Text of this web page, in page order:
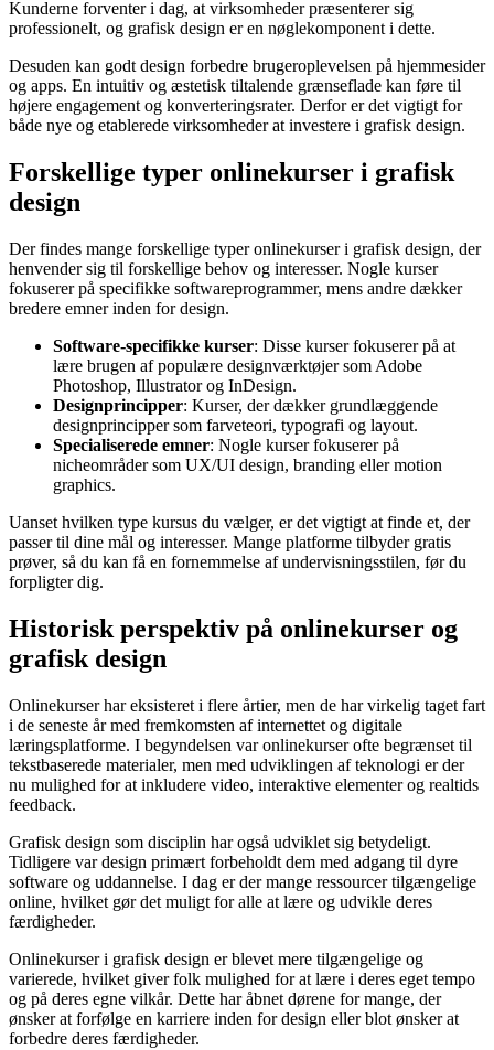
Kunderne forventer i dag, at virksomheder præsenterer sig
professionelt, og grafisk design er en nøglekomponent i dette.
Desuden kan godt design forbedre brugeroplevelsen på hjemmesider
og apps. En intuitiv og æstetisk tiltalende grænseflade kan føre til
højere engagement og konverteringsrater. Derfor er det vigtigt for
både nye og etablerede virksomheder at investere i grafisk design.
Forskellige typer onlinekurser i grafisk
design
Der findes mange forskellige typer onlinekurser i grafisk design, der
henvender sig til forskellige behov og interesser. Nogle kurser
fokuserer på specifikke softwareprogrammer, mens andre dækker
bredere emner inden for design.
Software-specifikke kurser: Disse kurser fokuserer på at
lære brugen af populære designværktøjer som Adobe
Photoshop, Illustrator og InDesign.
Designprincipper: Kurser, der dækker grundlæggende
designprincipper som farveteori, typografi og layout.
Specialiserede emner: Nogle kurser fokuserer på
nicheområder som UX/UI design, branding eller motion
graphics.
Uanset hvilken type kursus du vælger, er det vigtigt at finde et, der
passer til dine mål og interesser. Mange platforme tilbyder gratis
prøver, så du kan få en fornemmelse af undervisningsstilen, før du
forpligter dig.
Historisk perspektiv på onlinekurser og
grafisk design
Onlinekurser har eksisteret i flere årtier, men de har virkelig taget fart
i de seneste år med fremkomsten af internettet og digitale
læringsplatforme. I begyndelsen var onlinekurser ofte begrænset til
tekstbaserede materialer, men med udviklingen af teknologi er der
nu mulighed for at inkludere video, interaktive elementer og realtids
feedback.
Grafisk design som disciplin har også udviklet sig betydeligt.
Tidligere var design primært forbeholdt dem med adgang til dyre
software og uddannelse. I dag er der mange ressourcer tilgængelige
online, hvilket gør det muligt for alle at lære og udvikle deres
færdigheder.
Onlinekurser i grafisk design er blevet mere tilgængelige og
varierede, hvilket giver folk mulighed for at lære i deres eget tempo
og på deres egne vilkår. Dette har åbnet dørene for mange, der
ønsker at forfølge en karriere inden for design eller blot ønsker at
forbedre deres færdigheder.